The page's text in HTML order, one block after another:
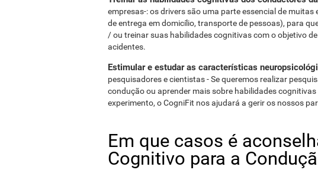
empresas-: os drivers são uma parte essencial de
de entrega em domicílio, transporte de pessoas), para
/ ou treinar suas habilidades cognitivas com o objetivo
acidentes.
Estimular e estudar as características
pesquisadores e cientistas - Se queremos realizar
condução ou aprender mais sobre habilidades
experimento, o CogniFit nos ajudará a gerir os nossos
Em que casos é
Cognitivo para a